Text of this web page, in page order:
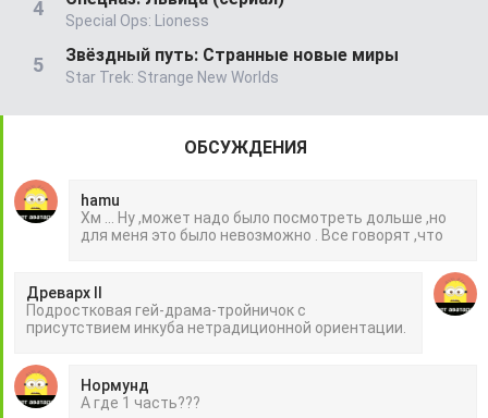
Special Ops: Lioness
Звёздный путь: Странные новые миры
Star Trek: Strange New Worlds
ОБСУЖДЕНИЯ
hamu
Хм ... Ну ,может надо было посмотреть дольше ,но
для меня это было невозможно . Все говорят ,что
Древарх II
Подростковая гей-драма-тройничок с
присутствием инкуба нетрадиционной ориентации.
Нормунд
А где 1 часть???